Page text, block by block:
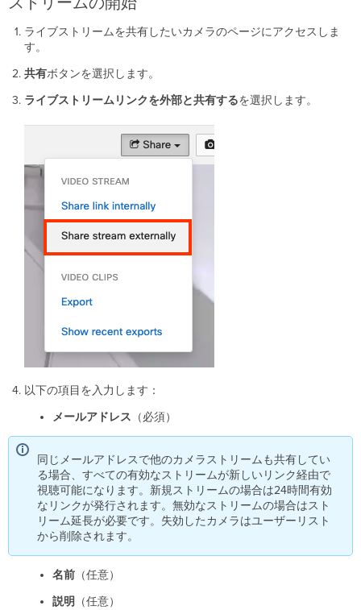
ライブストリームを共有したいカメラのページにアクセスしま
す。
共有ボタンを選択します。
ライブストリームリンクを外部と共有するを選択します。
以下の項目を入力します：
メールアドレス （必須）
同じメールアドレスで他のカメラストリームも共有してい
る場合、すべての有効なストリームが新しいリンク経由で
視聴可能になります。新規ストリームの場合は24時間有効
なリンクが発行されます。無効なストリームの場合はスト
リーム延長が必要です。失効したカメラはユーザーリスト
から削除されます。
名前（任意）
説明
（任意）